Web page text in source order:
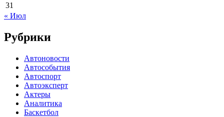
31
« Июл
Рубрики
Автоновости
Автособытия
Автоспорт
Автоэксперт
Актеры
Аналитика
Баскетбол